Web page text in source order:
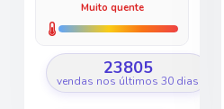
Muito quente
23805
vendas nos últimos 30 dias